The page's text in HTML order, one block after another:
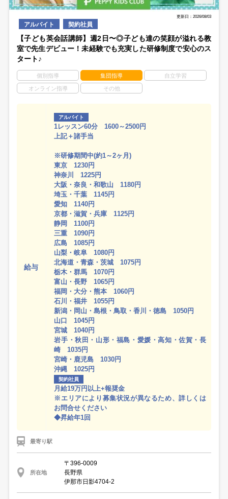
更新日：2026/08/03
アルバイト 契約社員
【子ども英会話講師】週2日〜◎子ども達の笑顔が溢れる教
室で先生デビュー！未経験でも充実した研修制度で安心のス
タート♪
個別指導 集団指導 自立学習
オンライン指導 その他
給与
アルバイト
1レッスン60分 1600～2500円
上記＋諸手当
※研修期間中(約1～2ヶ月)
東京 1230円
神奈川 1225円
大阪・奈良・和歌山 1180円
埼玉・千葉 1145円
愛知 1140円
京都・滋賀・兵庫 1125円
静岡 1100円
三重 1090円
広島 1085円
山梨・岐阜 1080円
北海道・青森・茨城 1075円
栃木・群馬 1070円
富山・長野 1065円
福岡・大分・熊本 1060円
石川・福井 1055円
新潟・岡山・島根・鳥取・香川・徳島 1050円
山口 1045円
宮城 1040円
岩手・秋田・山形・福島・愛媛・高知・佐賀・長
崎 1035円
宮崎・鹿児島 1030円
沖縄 1025円
契約社員
月給19万円以上+報奨金
※エリアにより募集状況が異なるため、詳しくは
お問合せください
◆昇給年1回
最寄り駅
所在地
〒396-0009
長野県
伊那市日影4704-2